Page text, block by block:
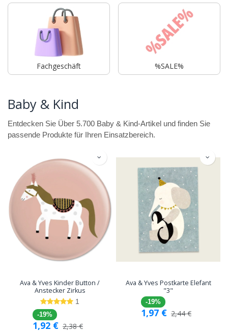
Fachgeschäft %SALE%
Baby & Kind
Entdecken Sie Über 5.700 Baby & Kind-Artikel und finden Sie
passende Produkte für Ihren Einsatzbereich.
Ava & Yves Kinder Button /
Anstecker Zirkus
1
-19%
1,92 € 2,38€
Ava & Yves Postkarte Elefant
"3"
-19%
1,97 € 2,44€